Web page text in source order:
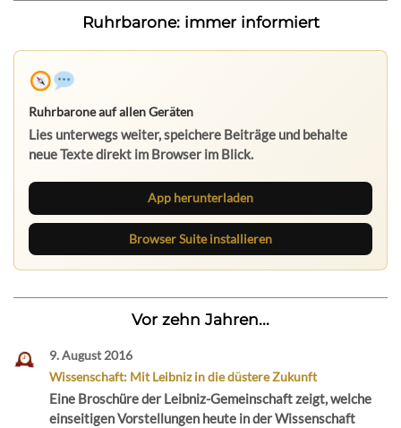
Ruhrbarone: immer informiert
Ruhrbarone auf allen Geräten
Lies unterwegs weiter, speichere Beiträge und behalte
neue Texte direkt im Browser im Blick.
App herunterladen
Browser Suite installieren
Vor zehn Jahren...
9. August 2016
Wissenschaft: Mit Leibniz in die düstere Zukunft
Eine Broschüre der Leibniz-Gemeinschaft zeigt, welche
einseitigen Vorstellungen heute in der Wissenschaft